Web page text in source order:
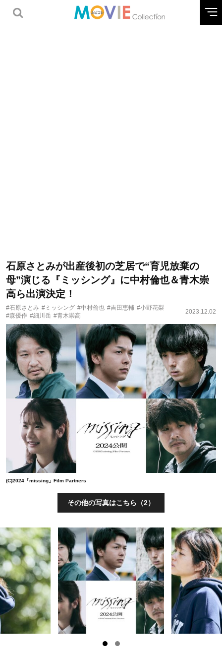
石原さとみが出産後初の芝居で“育児放棄の
母”演じる『ミッシング』に中村倫也＆青木崇
高ら出演決定！
#石原さとみ #ミッシング #中村倫也 #吉田恵輔 #小野花梨
#森優作 #細川岳 #青木崇高
2023.12.02
(C)2024「missing」Film Partners
その他の写真はこちら（2）